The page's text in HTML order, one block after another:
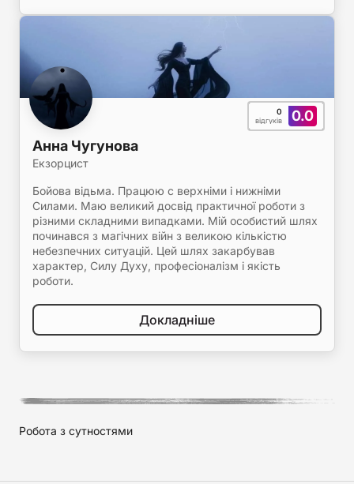
0.0
0
відгуків
Анна Чугунова
Екзорцист
Бойова відьма. Працюю с верхніми і нижніми
Силами. Маю великий досвід практичної роботи з
різними складними випадками. Мій особистий шлях
починався з магічних війн з великою кількістю
небезпечних ситуацій. Цей шлях закарбував
характер, Силу Духу, професіоналізм і якість
роботи.
Докладніше
Робота з сутностями